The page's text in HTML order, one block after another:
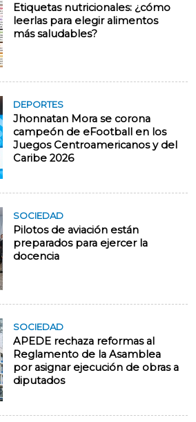
Etiquetas nutricionales: ¿cómo
leerlas para elegir alimentos
más saludables?
DEPORTES
Jhonnatan Mora se corona
campeón de eFootball en los
Juegos Centroamericanos y del
Caribe 2026
SOCIEDAD
Pilotos de aviación están
preparados para ejercer la
docencia
SOCIEDAD
APEDE rechaza reformas al
Reglamento de la Asamblea
por asignar ejecución de obras a
diputados